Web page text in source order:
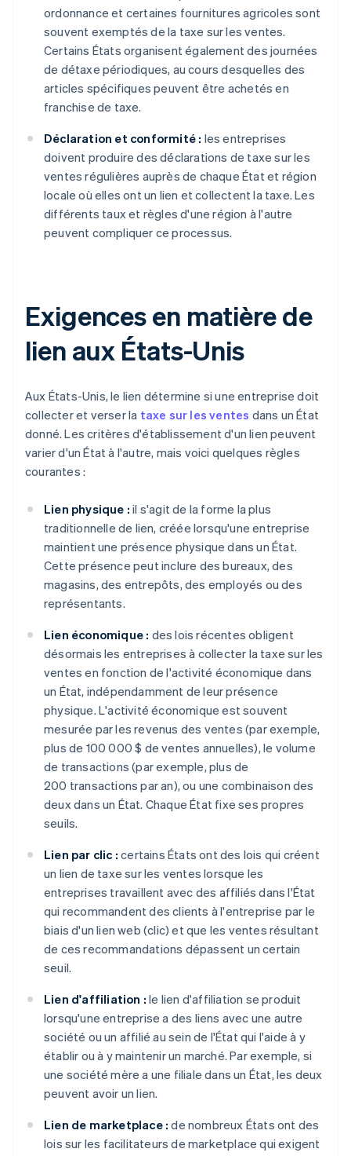
ordonnance et certaines fournitures agricoles sont
souvent exemptés de la taxe sur les ventes.
Certains États organisent également des journées
de détaxe périodiques, au cours desquelles des
articles spécifiques peuvent être achetés en
franchise de taxe.
Déclaration et conformité : les entreprises
doivent produire des déclarations de taxe sur les
ventes régulières auprès de chaque État et région
locale où elles ont un lien et collectent la taxe. Les
différents taux et règles d'une région à l'autre
peuvent compliquer ce processus.
Exigences en matière de
lien aux États-Unis
Aux États-Unis, le lien détermine si une entreprise doit
collecter et verser la taxe sur les ventes dans un État
donné. Les critères d'établissement d'un lien peuvent
varier d'un État à l'autre, mais voici quelques règles
courantes :
Lien physique : il s'agit de la forme la plus
traditionnelle de lien, créée lorsqu'une entreprise
maintient une présence physique dans un État.
Cette présence peut inclure des bureaux, des
magasins, des entrepôts, des employés ou des
représentants.
Lien économique : des lois récentes obligent
désormais les entreprises à collecter la taxe sur les
ventes en fonction de l'activité économique dans
un État, indépendamment de leur présence
physique. L'activité économique est souvent
mesurée par les revenus des ventes (par exemple,
plus de 100 000 $ de ventes annuelles), le volume
de transactions (par exemple, plus de
200 transactions par an), ou une combinaison des
deux dans un État. Chaque État fixe ses propres
seuils.
Lien par clic : certains États ont des lois qui créent
un lien de taxe sur les ventes lorsque les
entreprises travaillent avec des affiliés dans l'État
qui recommandent des clients à l'entreprise par le
biais d'un lien web (clic) et que les ventes résultant
de ces recommandations dépassent un certain
seuil.
Lien d'affiliation : le lien d'affiliation se produit
lorsqu'une entreprise a des liens avec une autre
société ou un affilié au sein de l'État qui l'aide à y
établir ou à y maintenir un marché. Par exemple, si
une société mère a une filiale dans un État, les deux
peuvent avoir un lien.
Lien de marketplace : de nombreux États ont des
lois sur les facilitateurs de marketplace qui exigent